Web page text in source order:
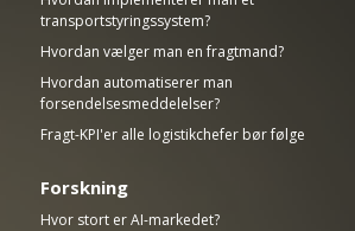
transportstyringssystem?
Hvordan vælger man en fragtmand?
Hvordan automatiserer man
forsendelsesmeddelelser?
Fragt-KPI'er alle logistikchefer bør følge
Forskning
Hvor stort er AI-markedet?